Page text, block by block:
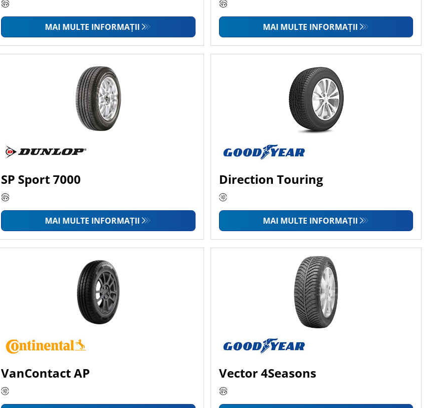
MAI MULTE INFORMAȚII MAI MULTE INFORMAȚII
SP Sport 7000
MAI MULTE INFORMAȚII
Direction Touring
MAI MULTE INFORMAȚII
VanContact AP Vector 4Seasons